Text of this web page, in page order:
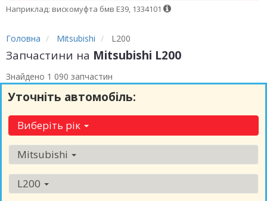
Наприклад: вискомуфта бмв Е39, 1334101
Головна Mitsubishi L200
Запчастини на Mitsubishi L200
Знайдено 1 090 запчастин
Уточніть автомобіль:
Виберіть рік
Mitsubishi
L200